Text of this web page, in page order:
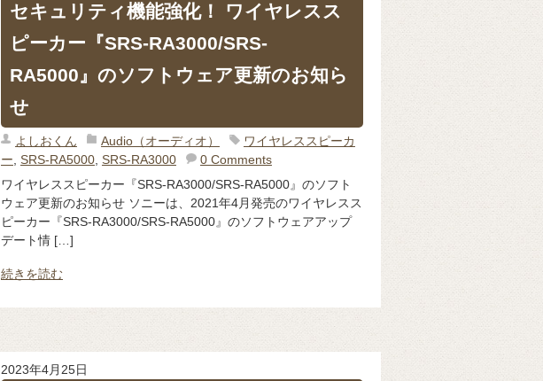
セキュリティ機能強化！ ワイヤレスス
ピーカー『SRS-RA3000/SRS-
RA5000』のソフトウェア更新のお知ら
せ
よしおくん Audio（オーディオ）
ワイヤレススピーカ
ー SRS-RA5000, SRS-RA3000
0 Comments
ワイヤレススピーカー『SRS-RA3000/SRS-RA5000』のソフト
ウェア更新のお知らせ ソニーは、2021年4月発売のワイヤレスス
ピーカー『SRS-RA3000/SRS-RA5000』のソフトウェアアップ
デート情 […]
続きを読む
2023年4月25日